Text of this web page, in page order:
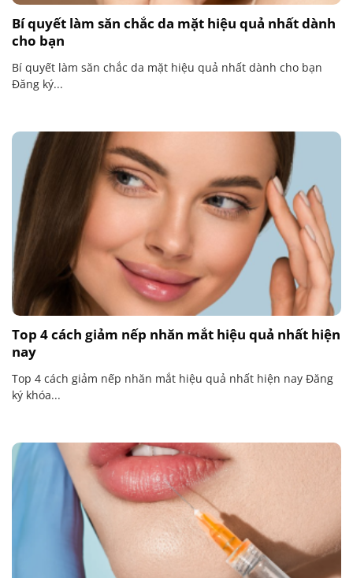
Bí quyết làm săn chắc da mặt hiệu quả nhất dành
cho bạn
Bí quyết làm săn chắc da mặt hiệu quả nhất dành cho bạn
Đăng ký...
Top 4 cách giảm nếp nhăn mắt hiệu quả nhất hiện
nay
Top 4 cách giảm nếp nhăn mắt hiệu quả nhất hiện nay Đăng
ký khóa...